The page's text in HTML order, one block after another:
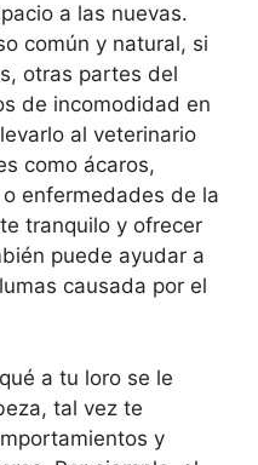
a las nuevas.
común y natural, si
otras partes del
de incomodidad en
al veterinario
como ácaros,
enfermedades de la
tranquilo y ofrecer
puede ayudar a
causada por el
a tu loro se le
tal vez te
y